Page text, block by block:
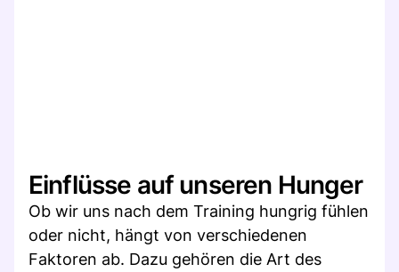
Einflüsse auf unseren Hunger
Ob wir uns nach dem Training hungrig fühlen
oder nicht, hängt von verschiedenen
Faktoren ab. Dazu gehören die Art des